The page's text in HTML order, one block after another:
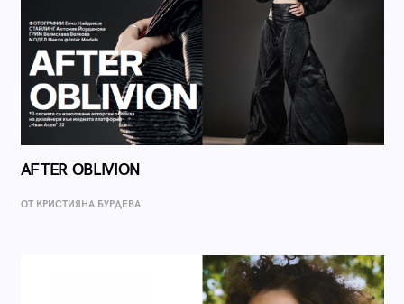
AFTER OBLIVION
ОТ КРИСТИЯНА БУРДЕВА